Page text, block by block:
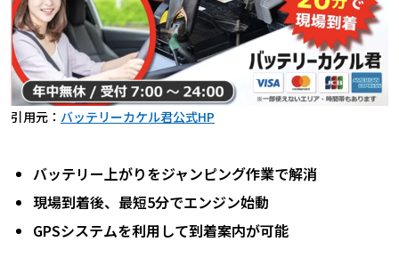
引用元： バッテリーカケル君公式HP
バッテリー上がりをジャンピング作業で解消
現場到着後、最短5分でエンジン始動
GPSシステムを利用して到着案内が可能